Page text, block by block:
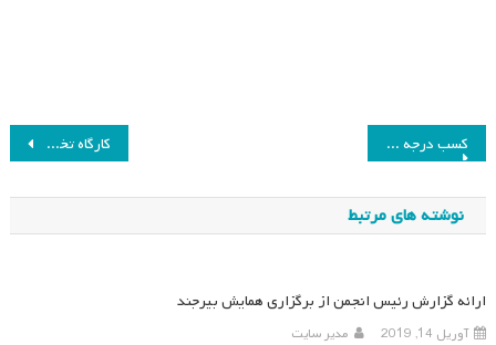
راهبری
نوشته
کارگاه تخصصی ویژه معلمان و مدیران کسب درجه A از وزارت علوم تحقیقات و فناوری
نوشته های مرتبط
ارائه گزارش رئیس انجمن از برگزاری همایش بیرجند
آوریل 14, 2019 مدیر سایت